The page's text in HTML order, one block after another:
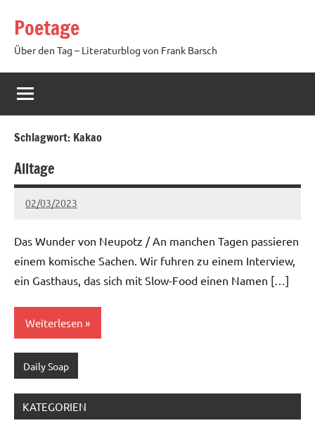
Inhalt
springen
Poetage
Über den Tag – Literaturblog von Frank Barsch
Schlagwort: Kakao
Alltage
02/03/2023
Ria
Keine
Das Wunder von Neupotz / An manchen Tagen passieren
einem komische Sachen. Wir fuhren zu einem Interview,
ein Gasthaus, das sich mit Slow-Food einen Namen […]
Weiterlesen
Daily Soap
KATEGORIEN